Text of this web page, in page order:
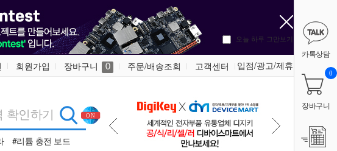
오늘 하루 그만보기
회원가입 장바구니 0 주문/배송조회 고객센터 입점/광고/제휴
#리튬 충전 보드
카톡상담
장바구니
0